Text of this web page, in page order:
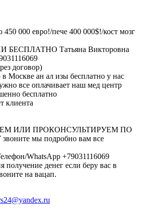
000 евро!/пече 400 000$!/кост мозг
Татьяна Викторовна
договор)
Москве ан ал изы бесплатно у нас
все оплачивает наш мед центр
бесплатно
клиента
ИЛИ ПРOКОНСУЛЬТИРУЕМ ПО
мы подробно вам все
WhatsApp +79031116069
получение денег если беру вас в
на вацап.